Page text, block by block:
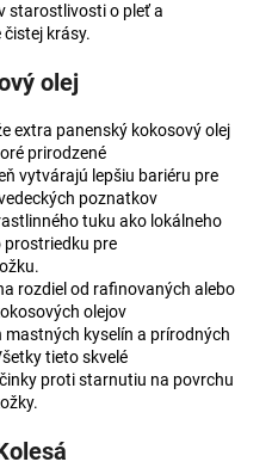
starostlivosti o pleť a
krásy.
olej
extra panenský kokosový olej
prirodzené
vytvárajú lepšiu bariéru pre
poznatkov
tuku ako lokálneho
prostriedku pre
rozdiel od rafinovaných alebo
olejov
kyselín a prírodných
tieto skvelé
proti starnutiu na povrchu